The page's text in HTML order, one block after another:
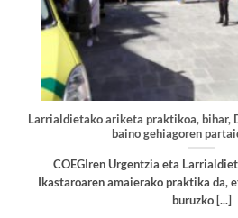
Larrialdietako ariketa praktikoa, bihar,
baino gehiagoren
COEGIren Urgentzia eta
Ikastaroaren amaierako praktika da,
buruzko [...]